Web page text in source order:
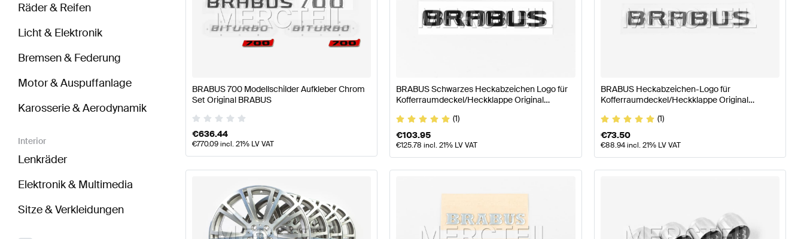
Räder & Reifen
Licht & Elektronik
Bremsen & Federung
Motor & Auspuffanlage
Karosserie & Aerodynamik
Interior
Lenkräder
Elektronik & Multimedia
Sitze & Verkleidungen
BRABUS 700 Modellschilder Aufkleber Chrom
Set Original BRABUS
€636.44
€770.09incl. 21% LV VAT
BRABUS Schwarzes Heckabzeichen Logo für
Kofferraumdeckel/Heckklappe Original
(1)
€103.95
€125.78 incl. 21% LV VAT
BRABUS Heckabzeichen-Logo für
Kofferraumdeckel/Heckklappe Original
(1)
€73.50
€88.94incl. 21% LV VAT